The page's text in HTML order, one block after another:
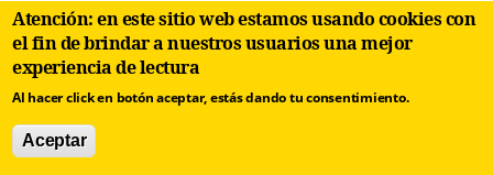
Una bomba en un banco del parque: 3
muertos y 6 heridos
Las consecuencias de este tipo de ataques
Atención: en este sitio web estamos usando cookies con
el fin de brindar a nuestros usuarios una mejor
experiencia de lectura
Al hacer click en botón aceptar, estás dando tu consentimiento.
Aceptar